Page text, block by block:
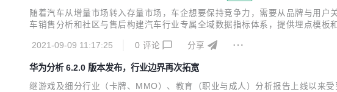
随着汽车从增量市场转入存量市场，车企想要保持竞争力，需要从品牌与用
车销售分析和社区与售后构建汽车行业专属全域数据指标体系，提供埋点模
布和商城收入，帮助运营人员实时了解APP内车主绑定的车型分布现状及营收
2021-09-09 11:17:25 0 评论 分享
华为分析 6.2.0 版本发布，行业边界再次拓宽
继游戏及细分行业（卡牌、MMO）、教育（职业与成人）分析报告上线以来